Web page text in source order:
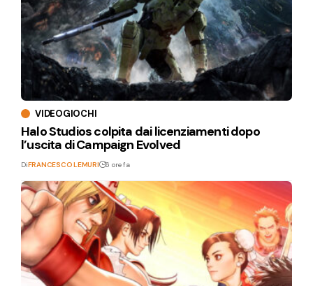
VIDEOGIOCHI
Halo Studios colpita dai licenziamenti dopo
l’uscita di Campaign Evolved
DiFRANCESCO LEMURI 6 ore fa